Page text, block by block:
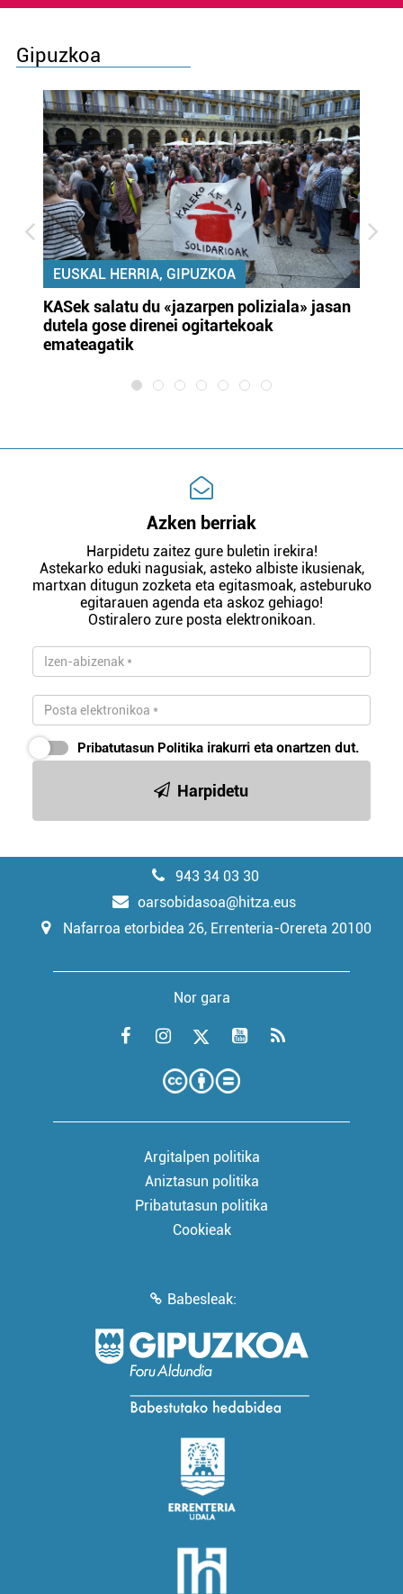
Gipuzkoa
EUSKAL HERRIA, GIPUZKOA
KASek salatu du «jazarpen poliziala» jasan
dutela gose direnei ogitartekoak
emateagatik
Azken berriak
Harpidetu zaitez gure buletin irekira!
Astekarko eduki nagusiak, asteko albiste ikusienak,
martxan ditugun zozketa eta egitasmoak, asteburuko
egitarauen agenda eta askoz gehiago!
Ostiralero zure posta elektronikoan.
Pribatutasun Politika irakurri eta onartzen dut.
Harpidetu
943 34 03 30
oarsobidasoa@hitza.eus
Nafarroa etorbidea 26, Errenteria-Orereta 20100
Nor gara
Argitalpen politika
Aniztasun politika
Pribatutasun politika
Cookieak
Babesleak: